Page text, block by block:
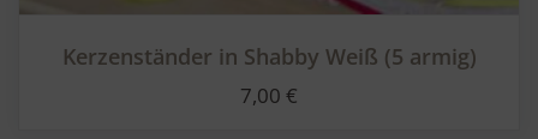
Kerzenständer in Shabby Weiß (5 armig)
7,00 €